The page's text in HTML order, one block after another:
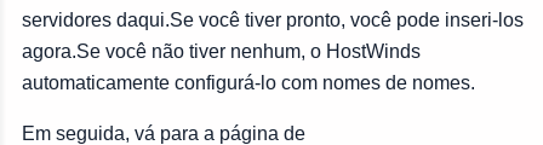
servidores daqui.Se você tiver pronto, você pode inseri-los
agora.Se você não tiver nenhum, o HostWinds
automaticamente configurá-lo com nomes de nomes.
Em seguida, vá para a página de